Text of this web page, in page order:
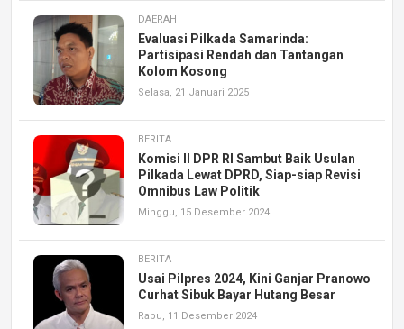
DAERAH
Evaluasi Pilkada Samarinda:
Partisipasi Rendah dan Tantangan
Kolom Kosong
Selasa, 21 Januari 2025
BERITA
Komisi II DPR RI Sambut Baik Usulan
Pilkada Lewat DPRD, Siap-siap Revisi
Omnibus Law Politik
Minggu, 15 Desember 2024
BERITA
Usai Pilpres 2024, Kini Ganjar Pranowo
Curhat Sibuk Bayar Hutang Besar
Rabu, 11 Desember 2024